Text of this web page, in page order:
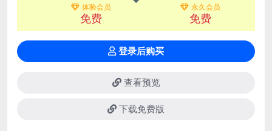
体验会员
免费
永久会员
免费
登录后购买
查看预览
下载免费版